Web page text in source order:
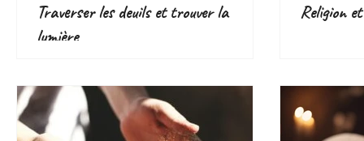
Traverser les deuils et trouver la
lumière
Religion